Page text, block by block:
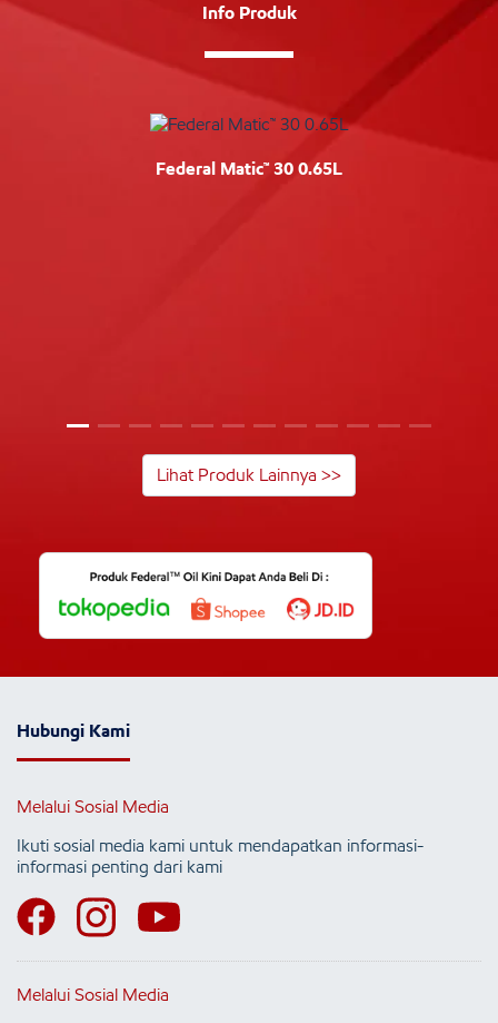
Info Produk
Federal Matic™ 30 0.65L
Lihat Produk Lainnya >>
Hubungi Kami
Melalui Sosial Media
Ikuti sosial media kami untuk mendapatkan informasi-
informasi penting dari kami
Melalui Sosial Media